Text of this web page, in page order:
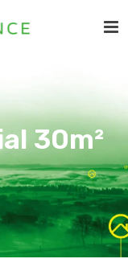
30m²